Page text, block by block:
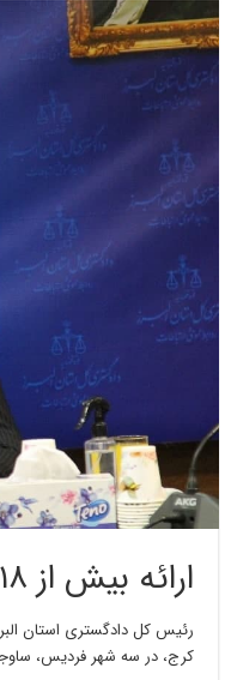
ارائه بیش از ۱۸ هزار مشاوره پیش از طلاق در البرز
رئیس کل دادگستری استان
کرج، در سه شهر فردیس،